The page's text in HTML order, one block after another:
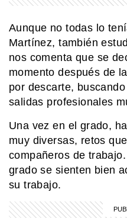
Aunque no todas lo
Martínez, también
nos comenta que se
momento después de
por descarte,
salidas profesionales
Una vez en el grado,
muy diversas, retos
compañeros de
grado se sienten bien
su trabajo.